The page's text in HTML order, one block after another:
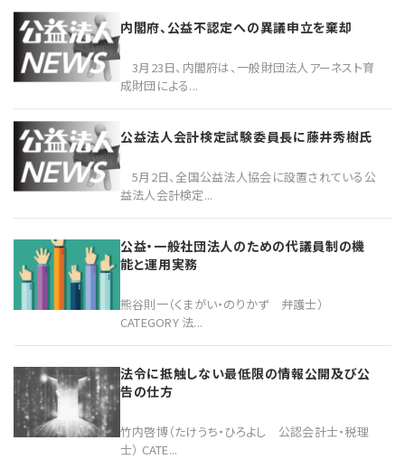
内閣府、公益不認定への異議申立を棄却
3月23日、内閣府は、一般財団法人アーネスト育
成財団による...
公益法人会計検定試験委員長に藤井秀樹氏
5月2日、全国公益法人協会に設置されている公
益法人会計検定...
公益・一般社団法人のための代議員制の機
能と運用実務
熊谷則一（くまがい・のりかず 弁護士）
CATEGORY 法...
法令に抵触しない最低限の情報公開及び公
告の仕方
竹内啓博（たけうち・ひろよし 公認会計士・税理
士） CATE...